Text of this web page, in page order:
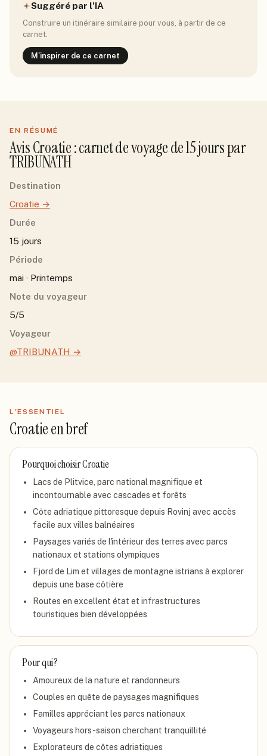
Suggéré par l'IA
Construire un itinéraire similaire pour vous, à partir de ce
carnet.
M'inspirer de ce carnet
EN RÉSUMÉ
AvisCroatie: carnet de voyage de15jourspar
TRIBUNATH
Destination
Croatie →
Durée
15 jours
Période
mai · Printemps
Note du voyageur
5/5
Voyageur
@TRIBUNATH →
L'ESSENTIEL
Croatieen bref
Pourquoi choisirCroatie
Lacs de Plitvice, parc national magnifique et
incontournable avec cascades et forêts
Côte adriatique pittoresque depuis Rovinj avec accès
facile aux villes balnéaires
Paysages variés de l'intérieur des terres avec parcs
nationaux et stations olympiques
Fjord de Lim et villages de montagne istrians à explorer
depuis une base côtière
Routes en excellent état et infrastructures
touristiques bien développées
Pour qui ?
Amoureux de la nature et randonneurs
Couples en quête de paysages magnifiques
Familles appréciant les parcs nationaux
Voyageurs hors-saison cherchant tranquillité
Explorateurs de côtes adriatiques